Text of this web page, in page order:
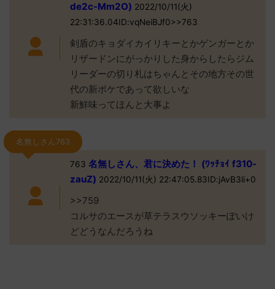
de2c-Mm2O) 2022/10/11(火)
22:31:36.04ID:vqNeiBJf0>>763
剣盾のキョダイカイリキーとかゲンガーとか
リザードンにがっかりした身からしたらジム
リーダーの切り札はちゃんとその地方その世
代の新ポケであって欲しいな
新鮮味ってほんと大事よ
名無しさん763
763 名無しさん、君に決めた！ (ﾜｯﾁｮｲ f310-
zauZ) 2022/10/11(火) 22:47:05.83ID:jAvB3li+0
>>759
コルサのエースが草テラスウソッキーぽいけ
どどうなんだろうね